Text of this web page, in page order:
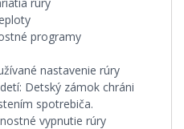
programy
nastavenie rúry
Detský zámok chráni
spotrebiča.
vypnutie rúry